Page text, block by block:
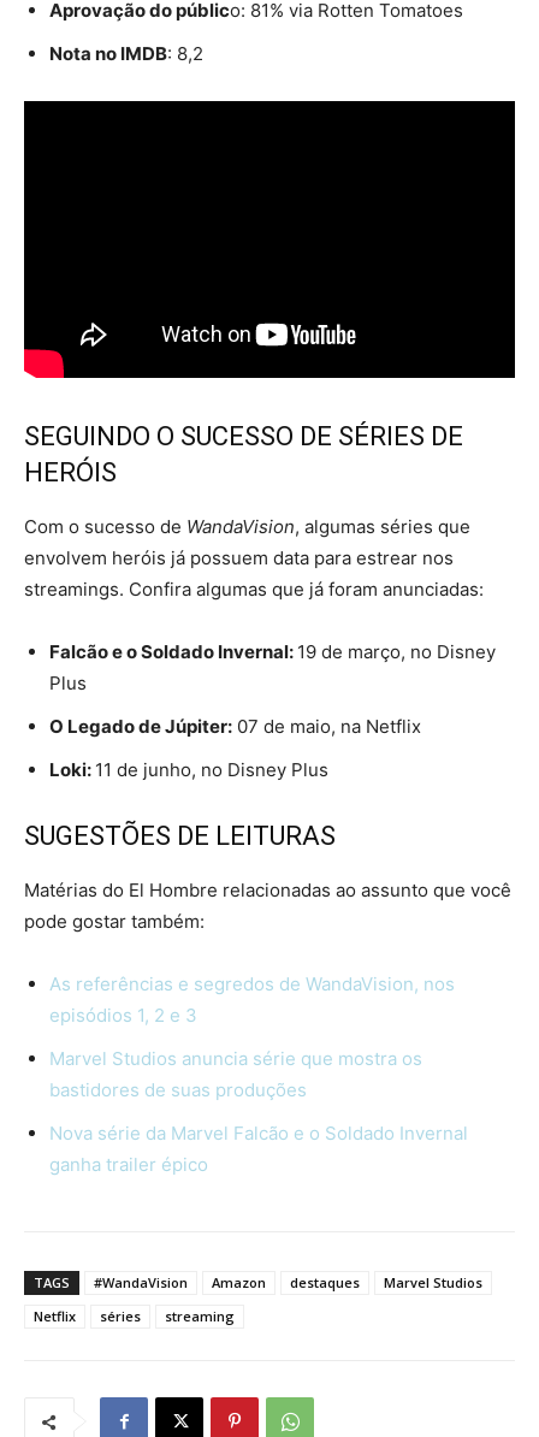
Aprovação do público: 81% via Rotten Tomatoes
Nota no IMDB: 8,2
SEGUINDO O SUCESSO DE SÉRIES DE
HERÓIS
Com o sucesso de WandaVision, algumas séries que
envolvem heróis já possuem data para estrear nos
streamings. Confira algumas que já foram anunciadas:
Falcão e o Soldado Invernal: 19 de março, no Disney
Plus
O Legado de Júpiter: 07 de maio, na Netflix
Loki: 11 de junho, no Disney Plus
SUGESTÕES DE LEITURAS
Matérias do El Hombre relacionadas ao assunto que você
pode gostar também:
As referências e segredos de WandaVision, nos
episódios 1, 2 e 3
Marvel Studios anuncia série que mostra os
bastidores de suas produções
Nova série da Marvel Falcão e o Soldado Invernal
ganha trailer épico
TAGS #WandaVision Amazon destaques
Marvel Studios
Netflix
séries streaming